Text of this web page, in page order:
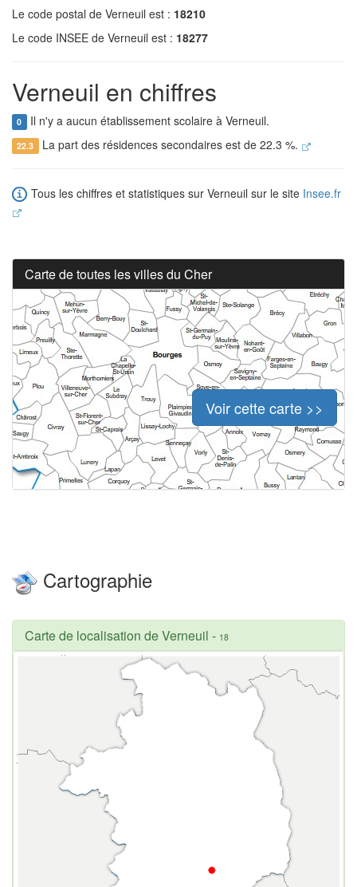
Le code postal de Verneuil est : 18210
Le code INSEE de Verneuil est : 18277
Verneuil en chiffres
0 Il n'y a aucun établissement scolaire à Verneuil.
22.3 La part des résidences secondaires est de 22.3 %.
Tous les chiffres et statistiques sur Verneuil sur le site Insee.fr
Carte de toutes les villes du Cher
Voir cette carte >>
Cartographie
Carte de localisation de Verneuil - 18